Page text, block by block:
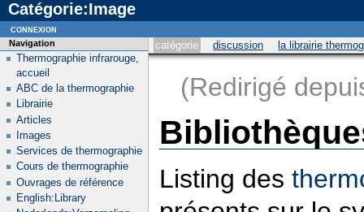
Catégorie:Image
catégorie discussion la librairie
(Redirigé
Listing des
Navigation
Thermographie infrarouge,
accueil
ABC de la thermographie
Librairie
Articles
Images
Services de thermographie
Cours de thermographie
Ouvrages de référence
English:Library
connexion